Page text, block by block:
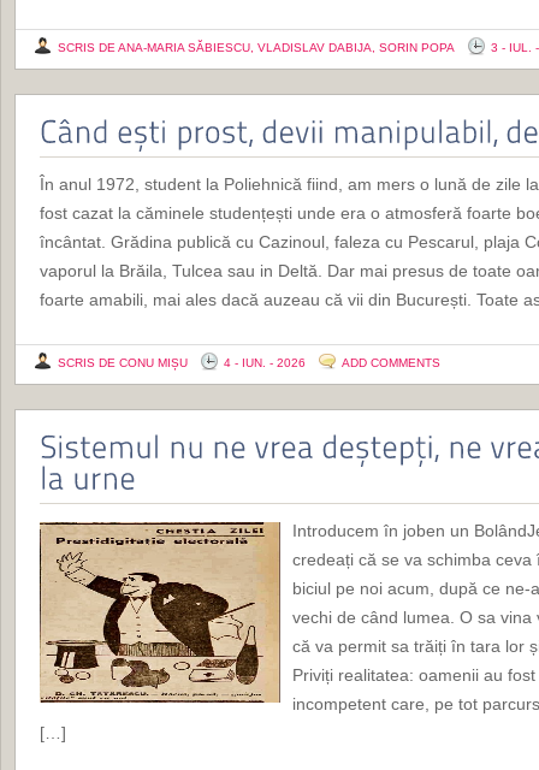
SCRIS DE ANA-MARIA SĂBIESCU, VLADISLAV DABIJA, SORIN POPA 3 - IUL.
În anul 1972, student la Poliehnică fiind, am mers o lună de zile
fost cazat la căminele studențești unde era o atmosferă foarte
încântat. Grădina publică cu Cazinoul, faleza cu Pescarul, plaja
vaporul la Brăila, Tulcea sau in Deltă. Dar mai presus de toate
foarte amabili, mai ales dacă auzeau că vii din București. Toate
SCRIS DE CONU MIȘU 4 - IUN. - 2026 ADD COMMENTS
Introducem în joben un
credeați că se va schimba
biciul pe noi acum, după ce
vechi de când lumea. O sa
că va permit sa trăiți în tara lor
Priviți realitatea: oamenii au
incompetent care, pe tot
[…]